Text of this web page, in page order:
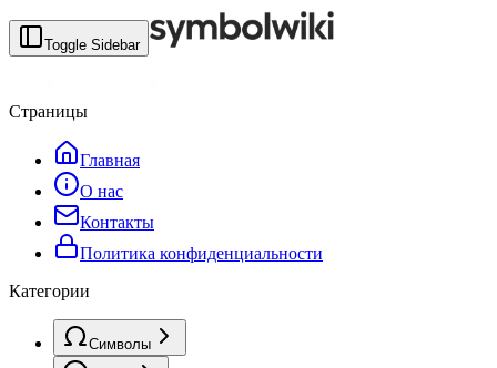
Toggle Sidebar
Страницы
Главная
О нас
Контакты
Политика конфиденциальности
Категории
Символы